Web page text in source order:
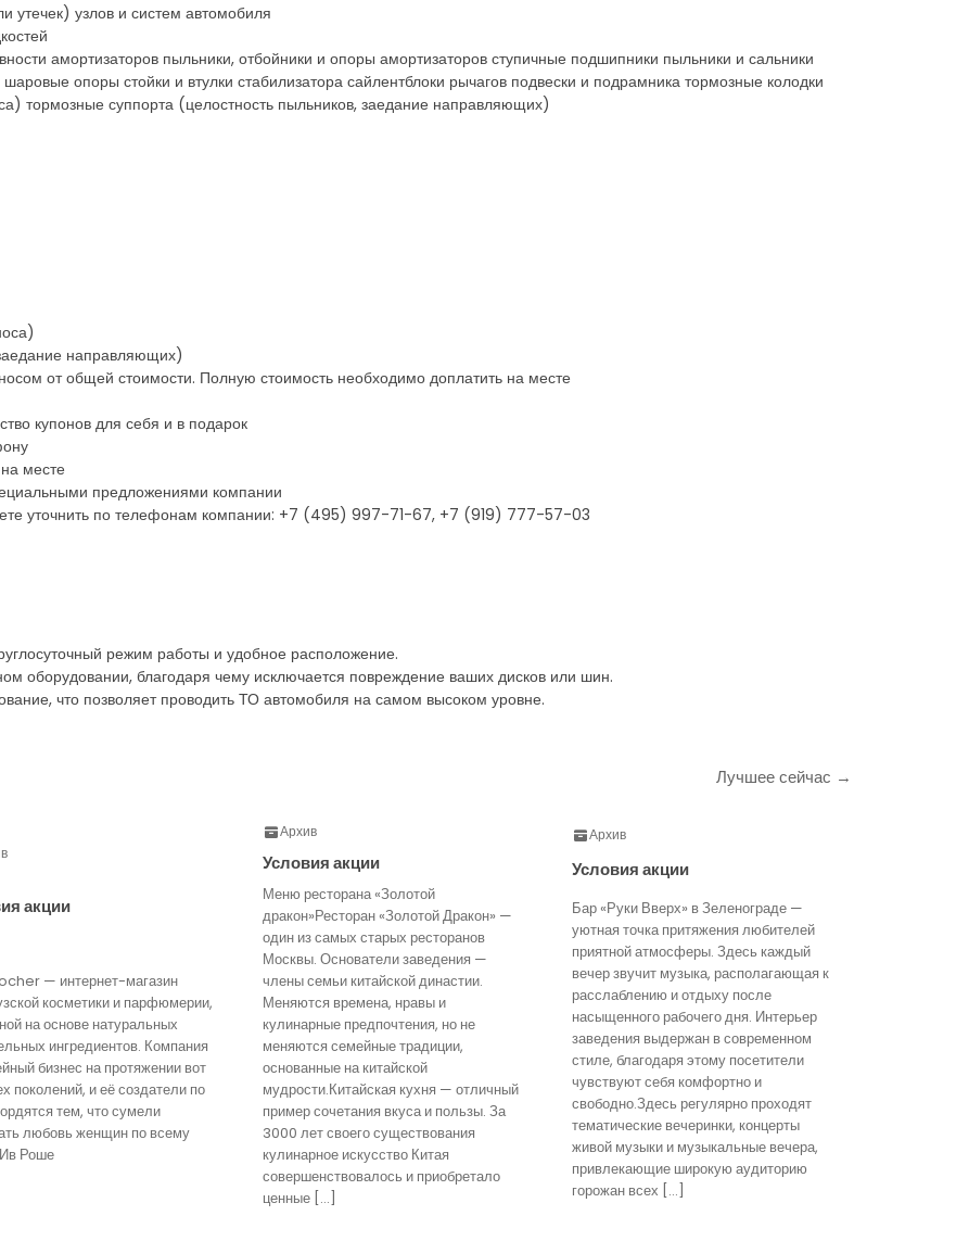
утечек) узлов и систем автомобиля
амортизаторов пыльники, отбойники и опоры амортизаторов ступичные подшипники пыльники и сальники
опоры стойки и втулки стабилизатора сайлентблоки рычагов подвески и подрамника тормозные колодки
тормозные суппорта (целостность пыльников, заедание направляющих)
направляющих)
от общей стоимости. Полную стоимость необходимо доплатить на месте
купонов для себя и в подарок
месте
предложениями компании
уточнить по телефонам компании: +7 (495) 997-71-67, +7 (919) 777-57-03
режим работы и удобное расположение.
оборудовании, благодаря чему исключается повреждение ваших дисков или шин.
что позволяет проводить ТО автомобиля на самом высоком уровне.
Лучшее сейчас →
акции
— интернет-магазин
косметики и парфюмерии,
на основе натуральных
ингредиентов. Компания
бизнес на протяжении вот
поколений, и её создатели по
тем, что сумели
любовь женщин по всему
Роше
Архив
Условия акции
Меню ресторана «Золотой
дракон»Ресторан «Золотой Дракон» —
один из самых старых ресторанов
Москвы. Основатели заведения —
члены семьи китайской династии.
Меняются времена, нравы и
кулинарные предпочтения, но не
меняются семейные традиции,
основанные на китайской
мудрости.Китайская кухня — отличный
пример сочетания вкуса и пользы. За
3000 лет своего существования
кулинарное искусство Китая
совершенствовалось и приобретало
ценные […]
Архив
Условия акции
Бар «Руки Вверх» в Зеленограде —
уютная точка притяжения любителей
приятной атмосферы. Здесь каждый
вечер звучит музыка, располагающая к
расслаблению и отдыху после
насыщенного рабочего дня. Интерьер
заведения выдержан в современном
стиле, благодаря этому посетители
чувствуют себя комфортно и
свободно.Здесь регулярно проходят
тематические вечеринки, концерты
живой музыки и музыкальные вечера,
привлекающие широкую аудиторию
горожан всех […]